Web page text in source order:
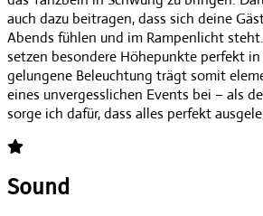
auch dazu beitragen, dass sich deine
Abends fühlen und im Rampenlicht
setzen besondere Höhepunkte perfekt in
gelungene Beleuchtung trägt somit
eines unvergesslichen Events bei – als
sorge ich dafür, dass alles perfekt
Sound